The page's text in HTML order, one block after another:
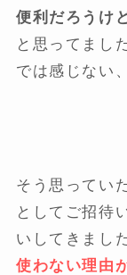
便利だろうけ
と思ってまし
では感じない
そう思ってい
としてご招待
いしてきまし
使わない理由